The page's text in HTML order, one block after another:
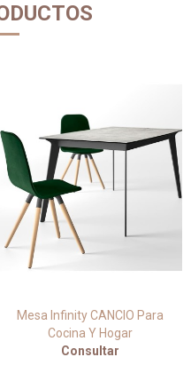
Mesa Infinity CANCIO Para
Cocina Y Hogar
Consultar